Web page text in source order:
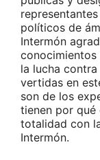
políticos de
Intermón
la lucha
vertidas en
son de los
tienen por qué
totalidad con
Intermón.